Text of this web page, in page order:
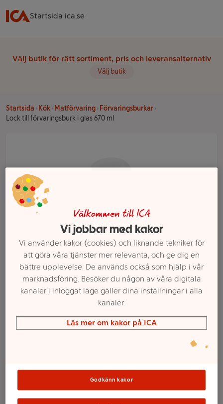
Startsida ica.se
Välj butik för rätt sortiment, pris och leveransalternativ
Välj butik
Startsida Kök Matförvaring
Förvaringsburkar
Lock till förvaringsburk i glas 670 ml
Välkommen till ICA
Vi jobbar med kakor
Vi använder kakor (cookies) och liknande tekniker för
att göra våra tjänster mer relevanta, och ge dig en
bättre upplevelse. De används också som hjälp i vår
marknadsföring. Besöker du någon av våra digitala
kanaler i inloggat läge gäller dina inställningar i alla
kanaler.
Läs mer om kakor på ICA
Godkänn kakor